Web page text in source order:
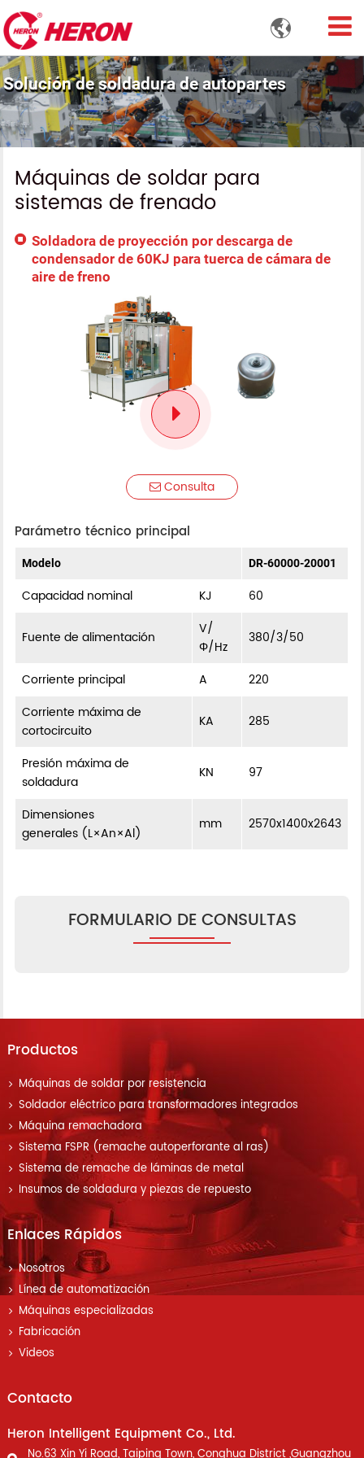

Solución de soldadura de autopartes
Máquinas de soldar para
sistemas de frenado
Soldadora de proyección por descarga de
condensador de 60KJ para tuerca de cámara de
aire de freno
Consulta
Parámetro técnico principal
Modelo DR-60000-20001
Capacidad nominal KJ 60
Fuente de alimentación
V/
Φ/Hz
380/3/50
Corriente principal A
220
Corriente máxima de
cortocircuito
KA 285
Presión máxima de
soldadura
KN 97
Dimensiones
generales (L×An×Al)
mm 2570x1400x2643
FORMULARIO DE CONSULTAS
Productos
Máquinas de soldar por resistencia
Soldador eléctrico para transformadores integrados
Máquina remachadora
Sistema FSPR (remache autoperforante al ras)
Sistema de remache de láminas de metal
Insumos de soldadura y piezas de repuesto
Enlaces Rápidos
Nosotros
Línea de automatización
Máquinas especializadas
Fabricación
Videos
Contacto
Heron Intelligent Equipment Co., Ltd.
No.63 Xin Yi Road, Taiping Town, Conghua District ,Guangzhou